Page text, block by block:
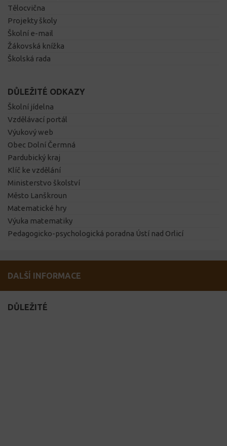
Tělocvična
Projekty školy
Školní e-mail
Žákovská knížka
Školská rada
DŮLEŽITÉ ODKAZY
Školní jídelna
Vzdělávací portál
Výukový web
Obec Dolní Čermná
Pardubický kraj
Klíč ke vzdělání
Ministerstvo školství
Město Lanškroun
Matematické hry
Výuka matematiky
Pedagogicko-psychologická poradna Ústí nad Orlicí
DALŠÍ INFORMACE
DŮLEŽITÉ